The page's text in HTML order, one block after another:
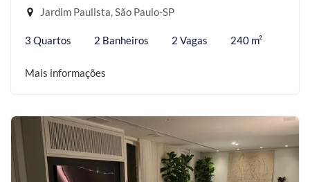
Jardim Paulista, São Paulo-SP
3 Quartos 2 Banheiros 2 Vagas 240 m²
Mais informações